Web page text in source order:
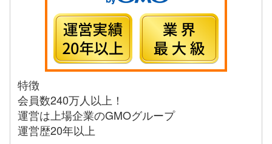
特徴
会員数240万人以上！
運営は上場企業のGMOグループ
運営歴20年以上